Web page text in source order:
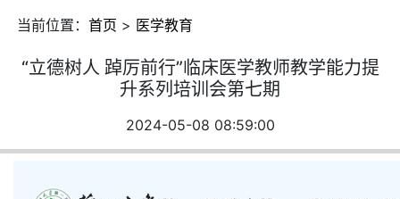
当前位置： 首页 > 医学教育
“立德树人 踔厉前行”临床医学教师教学能力提
升系列培训会第七期
2024-05-08 08:59:00